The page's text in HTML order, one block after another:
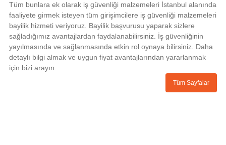
Tüm bunlara ek olarak iş güvenliği malzemeleri İstanbul alanında
faaliyete girmek isteyen tüm girişimcilere iş güvenliği malzemeleri
bayilik hizmeti veriyoruz. Bayilik başvurusu yaparak sizlere
sağladığımız avantajlardan faydalanabilirsiniz. İş güvenliğinin
yayılmasında ve sağlanmasında etkin rol oynaya bilirsiniz. Daha
detaylı bilgi almak ve uygun fiyat avantajlarından yararlanmak
için bizi arayın.
Tüm Sayfalar